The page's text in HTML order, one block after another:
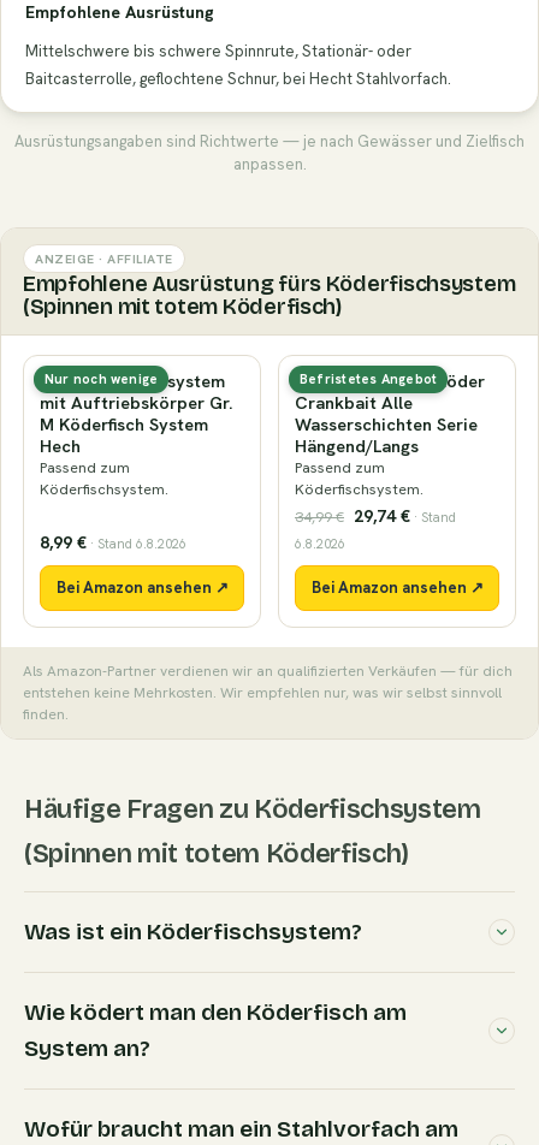
Empfohlene Ausrüstung
Mittelschwere bis schwere Spinnrute, Stationär- oder
Baitcasterrolle, geflochtene Schnur, bei Hecht Stahlvorfach.
Ausrüstungsangaben sind Richtwerte — je nach Gewässer und Zielfisch
anpassen.
ANZEIGE · AFFILIATE
Empfohlene Ausrüstung fürs Köderfischsystem
(Spinnen mit totem Köderfisch)
Nur noch wenige
Behr Köderfischsystem
mit Auftriebskörper Gr.
M Köderfisch System
Hech
Passend zum
Köderfischsystem.
8,99 € · Stand 6.8.2026
Bei Amazon ansehen ↗
Befristetes Angebot
TRUSCEND Angelköder
Crankbait Alle
Wasserschichten Serie
Hängend/Langs
Passend zum
Köderfischsystem.
34,99 € 29,74 € · Stand
6.8.2026
Bei Amazon ansehen ↗
Als Amazon-Partner verdienen wir an qualifizierten Verkäufen — für dich
entstehen keine Mehrkosten. Wir empfehlen nur, was wir selbst sinnvoll
finden.
Häufige Fragen zu Köderfischsystem
(Spinnen mit totem Köderfisch)
Was ist ein Köderfischsystem?
Wie ködert man den Köderfisch am
System an?
Wofür braucht man ein Stahlvorfach am